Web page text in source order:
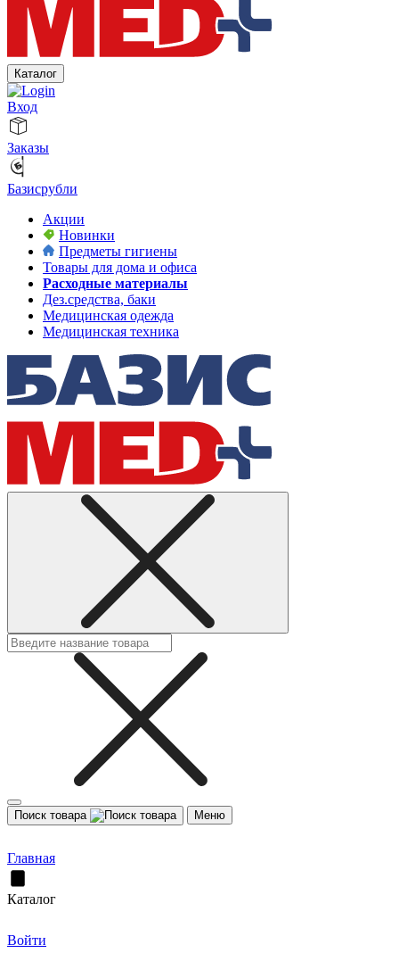
Каталог
Вход
Заказы
Базисрубли
Акции
Новинки
Предметы гигиены
Товары для дома и офиса
Расходные материалы
Дез.средства, баки
Медицинская одежда
Медицинская техника
Поиск товара Меню
Главная
Каталог
Войти